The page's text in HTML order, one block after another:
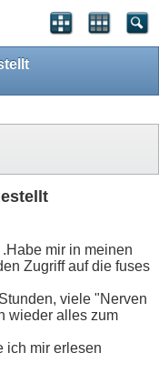
.Habe mir in meinen
Zugriff auf die fuses
viele "Nerven
wieder alles zum
ich mir erlesen